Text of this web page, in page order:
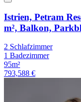
Istrien, Petram
m², Balkon,
2 Schlafzimmer
1 Badezimmer
95m²
793,588 €